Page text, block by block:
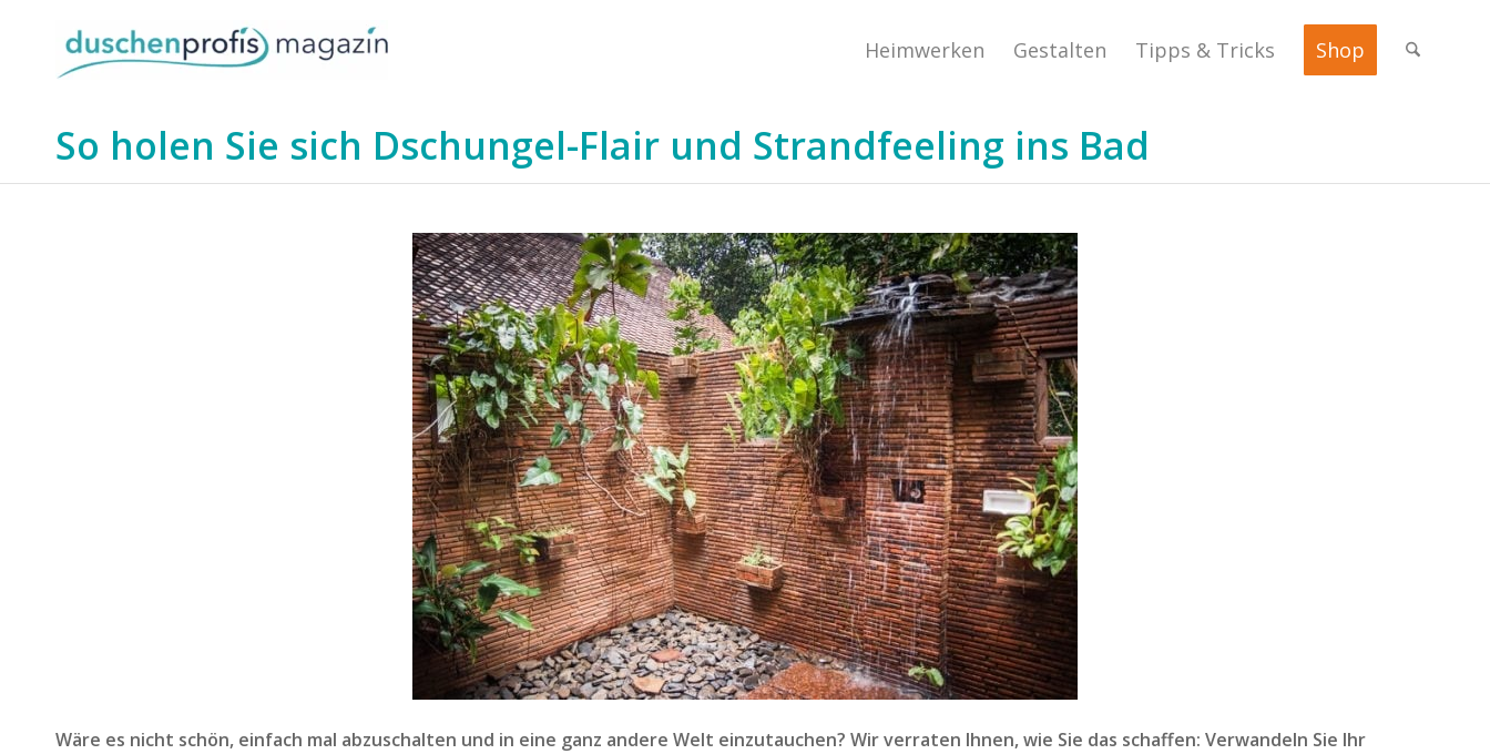
Heimwerken Gestalten Tipps & Tricks Shop
So holen Sie sich Dschungel-Flair und Strandfeeling ins Bad
Wäre es nicht schön, einfach mal abzuschalten und in eine ganz andere Welt einzutauchen? Wir verraten Ihnen, wie Sie das schaffen: Verwandeln Sie Ihr